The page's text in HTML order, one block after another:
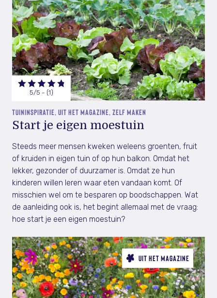
5/5 - (1)
TUININSPIRATIE, UIT HET MAGAZINE, ZELF MAKEN
Start je eigen moestuin
Steeds meer mensen kweken weleens groenten, fruit
of kruiden in eigen tuin of op hun balkon. Omdat het
lekker, gezonder of duurzamer is. Omdat ze hun
kinderen willen leren waar eten vandaan komt. Of
misschien wel om te besparen op boodschappen. Wat
de aanleiding ook is, het begint allemaal met de vraag:
hoe start je een eigen moestuin?
UIT HET MAGAZINE